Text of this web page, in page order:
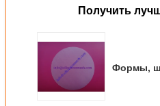
Получить
Формы,